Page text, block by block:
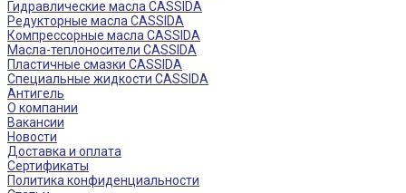
Гидравлические масла CASSIDA
Редукторные масла CASSIDA
Компрессорные масла CASSIDA
Масла-теплоносители CASSIDA
Пластичные смазки CASSIDA
Специальные жидкости CASSIDA
Антигель
О компании
Вакансии
Новости
Доставка и оплата
Сертификаты
Политика конфиденциальности